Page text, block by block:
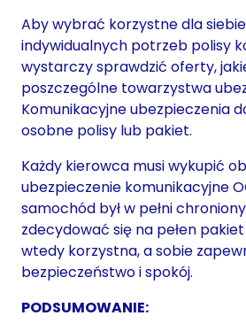
Aby wybrać korzystne dla
indywidualnych potrzeb polisy
wystarczy sprawdzić oferty,
poszczególne towarzystwa
Komunikacyjne ubezpieczenia
osobne polisy lub pakiet.
Każdy kierowca musi wykupić
ubezpieczenie komunikacyjne
samochód był w pełni
zdecydować się na pełen
wtedy korzystna, a sobie
bezpieczeństwo i spokój.
PODSUMOWANIE: